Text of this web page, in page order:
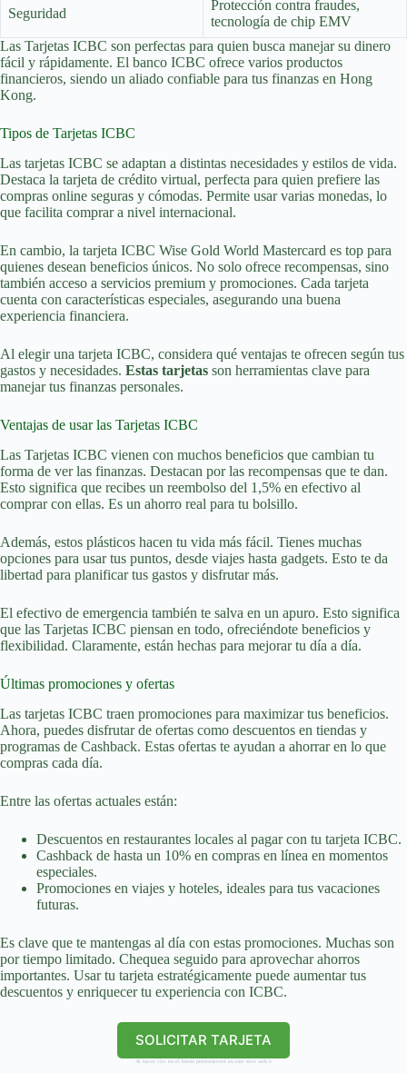
Seguridad
Protección contra fraudes,
tecnología de chip EMV
Las Tarjetas ICBC son perfectas para quien busca manejar su dinero
fácil y rápidamente. El banco ICBC ofrece varios productos
financieros, siendo un aliado confiable para tus finanzas en Hong
Kong.
Tipos de Tarjetas ICBC
Las tarjetas ICBC se adaptan a distintas necesidades y estilos de vida.
Destaca la tarjeta de crédito virtual, perfecta para quien prefiere las
compras online seguras y cómodas. Permite usar varias monedas, lo
que facilita comprar a nivel internacional.
En cambio, la tarjeta ICBC Wise Gold World Mastercard es top para
quienes desean beneficios únicos. No solo ofrece recompensas, sino
también acceso a servicios premium y promociones. Cada tarjeta
cuenta con características especiales, asegurando una buena
experiencia financiera.
Al elegir una tarjeta ICBC, considera qué ventajas te ofrecen según tus
gastos y necesidades. Estas tarjetas son herramientas clave para
manejar tus finanzas personales.
Ventajas de usar las Tarjetas ICBC
Las Tarjetas ICBC vienen con muchos beneficios que cambian tu
forma de ver las finanzas. Destacan por las recompensas que te dan.
Esto significa que recibes un reembolso del 1,5% en efectivo al
comprar con ellas. Es un ahorro real para tu bolsillo.
Además, estos plásticos hacen tu vida más fácil. Tienes muchas
opciones para usar tus puntos, desde viajes hasta gadgets. Esto te da
libertad para planificar tus gastos y disfrutar más.
El efectivo de emergencia también te salva en un apuro. Esto significa
que las Tarjetas ICBC piensan en todo, ofreciéndote beneficios y
flexibilidad. Claramente, están hechas para mejorar tu día a día.
Últimas promociones y ofertas
Las tarjetas ICBC traen promociones para maximizar tus beneficios.
Ahora, puedes disfrutar de ofertas como descuentos en tiendas y
programas de Cashback. Estas ofertas te ayudan a ahorrar en lo que
compras cada día.
Entre las ofertas actuales están:
Descuentos en restaurantes locales al pagar con tu tarjeta ICBC.
Cashback de hasta un 10% en compras en línea en momentos
especiales.
Promociones en viajes y hoteles, ideales para tus vacaciones
futuras.
Es clave que te mantengas al día con estas promociones. Muchas son
por tiempo limitado. Chequea seguido para aprovechar ahorros
importantes. Usar tu tarjeta estratégicamente puede aumentar tus
descuentos y enriquecer tu experiencia con ICBC.
SOLICITAR TARJETA
Al hacer clic en el botón permanecerá en este sitio web.v